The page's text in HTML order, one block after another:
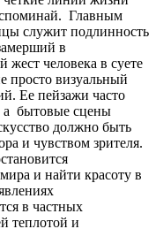
Главным
служит подлинность
в
жест человека в суете
просто визуальный
Ее пейзажи часто
бытовые сцены
должно быть
и чувством зрителя.
и найти красоту в
в частных
теплотой и